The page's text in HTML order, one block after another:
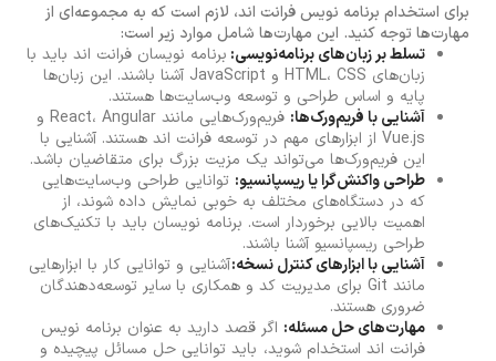
برای استخدام برنامه نویس فرانت اند، لازم است که به مجموعه‌ای از
مهارت‌ها توجه کنید. این مهارت‌ها شامل موارد زیر است:
تسلط بر زبان‌های برنامه‌نویسی: برنامه نویسان فرانت اند باید با
زبان‌های HTML، CSS و JavaScript آشنا باشند. این زبان‌ها
پایه و اساس طراحی و توسعه وب‌سایت‌ها هستند.
آشنایی با فریم‌ورک‌ها:
فریم‌ورک‌هایی مانند React، Angular و
Vue.js از ابزارهای مهم در توسعه فرانت اند هستند. آشنایی با
این فریم‌ورک‌ها می‌تواند یک مزیت بزرگ برای متقاضیان باشد.
طراحی واکنش‌گرا یا ریسپانسیو: توانایی طراحی وب‌سایت‌هایی
که در دستگاه‌های مختلف به خوبی نمایش داده شوند، از
اهمیت بالایی برخوردار است. برنامه نویسان باید با تکنیک‌های
طراحی ریسپانسیو آشنا باشند.
آشنایی با ابزارهای کنترل نسخه:آشنایی و توانایی کار با ابزارهایی
مانند Git برای مدیریت کد و همکاری با سایر توسعه‌دهندگان
ضروری هستند.
مهارت‌های حل مسئله: اگر قصد دارید به عنوان برنامه نویس
فرانت اند استخدام شوید، باید توانایی حل مسائل پیچیده و